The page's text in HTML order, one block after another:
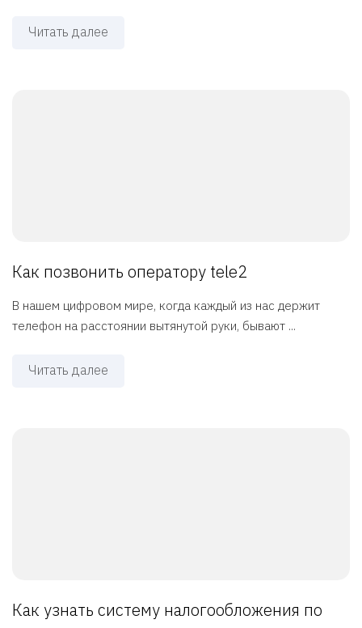
Читать далее
Как позвонить оператору tele2
В нашем цифровом мире, когда каждый из нас держит
телефон на расстоянии вытянутой руки, бывают ...
Читать далее
Как узнать систему налогообложения по